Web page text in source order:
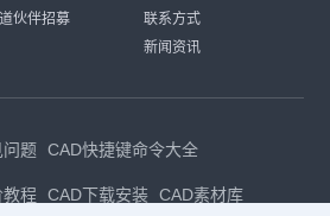
伙伴招募
联系方式
新闻资讯
问题 CAD快捷键命令大全
程 CAD下载安装 CAD素材库